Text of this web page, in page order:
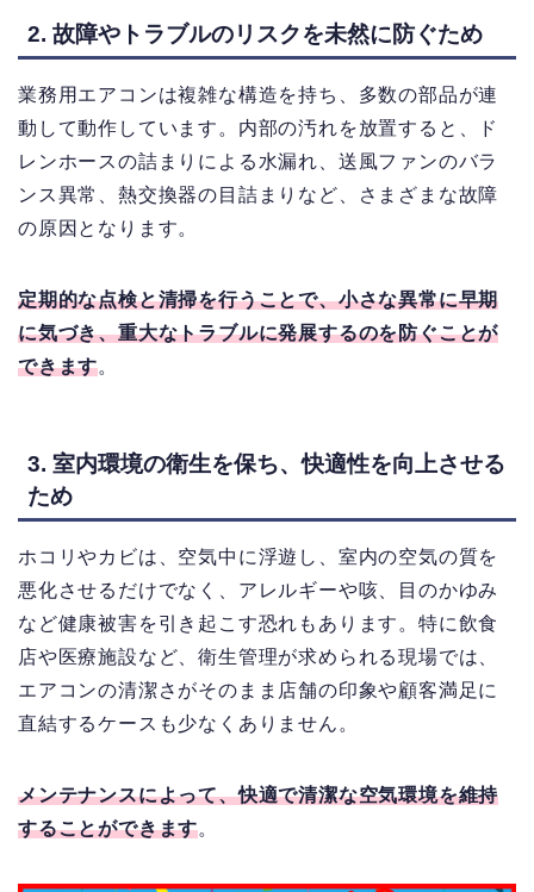
2. 故障やトラブルのリスクを未然に防ぐため
業務用エアコンは複雑な構造を持ち、多数の部品が連
動して動作しています。内部の汚れを放置すると、ド
レンホースの詰まりによる水漏れ、送風ファンのバラ
ンス異常、熱交換器の目詰まりなど、さまざまな故障
の原因となります。
定期的な点検と清掃を行うことで、小さな異常に早期
に気づき、重大なトラブルに発展するのを防ぐことが
できます。
3. 室内環境の衛生を保ち、快適性を向上させる
ため
ホコリやカビは、空気中に浮遊し、室内の空気の質を
悪化させるだけでなく、アレルギーや咳、目のかゆみ
など健康被害を引き起こす恐れもあります。 特に飲食
店や医療施設など、衛生管理が求められる現場では、
エアコンの清潔さがそのまま店舗の印象や顧客満足に
直結するケースも少なくありません。
メンテナンスによって、快適で清潔な空気環境を維持
することができます。